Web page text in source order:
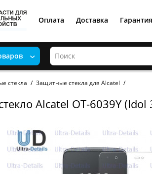
Оплата Доставка Гарантия
стекла Защитные стекла для Alcatel
Alcatel OT-6039Y (Idol